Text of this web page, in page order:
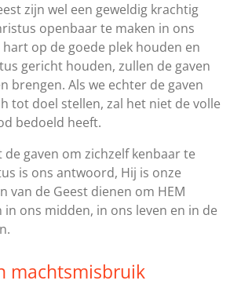
zijn wel een geweldig krachtig
openbaar te maken in ons
op de goede plek houden en
gericht houden, zullen de gaven
brengen. Als we echter de gaven
tot doel stellen, zal het niet de volle
bedoeld heeft.
de gaven om zichzelf kenbaar te
is ons antwoord, Hij is onze
van de Geest dienen om HEM
ons midden, in ons leven en in de
machtsmisbruik